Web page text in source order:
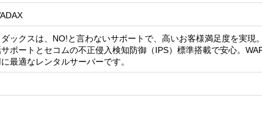
ックスは、NO!と言わないサポートで、高いお客様満足度を実現
ポートとセコムの不正侵入検知防御（IPS）標準搭載で安心。
最適なレンタルサーバーです。